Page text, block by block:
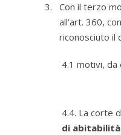
Con il terzo
all’art. 360,
riconosciuto il
4.1 motivi,
4.4. La corte
di